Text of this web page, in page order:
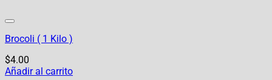
Brocoli ( 1 Kilo )
$4.00
Añadir al carrito